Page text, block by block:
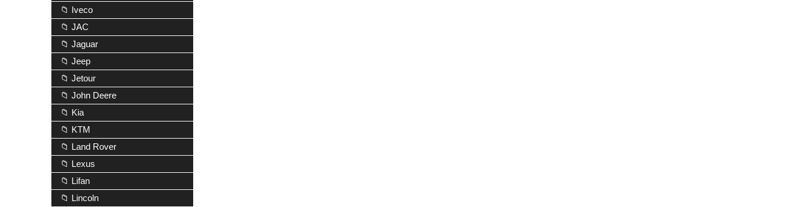
📁 Iveco
📁 JAC
📁 Jaguar
📁 Jeep
📁 Jetour
📁 John Deere
📁 Kia
📁 KTM
📁 Land Rover
📁 Lexus
📁 Lifan
📁 Lincoln